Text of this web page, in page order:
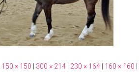
150 × 150 300 × 214 230 × 164 160 × 160